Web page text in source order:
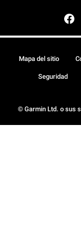
© Garmin Ltd. o sus
Mapa del sitio
Seguridad